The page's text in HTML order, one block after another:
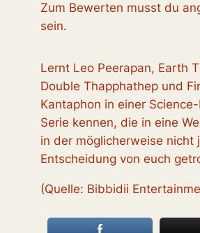
Zum Bewerten musst du
sein.
Lernt Leo Peerapan, Earth
Double Thapphathep und
Kantaphon in einer
Serie kennen, die in eine
in der möglicherweise nicht
Entscheidung von euch
(Quelle: Bibbidii